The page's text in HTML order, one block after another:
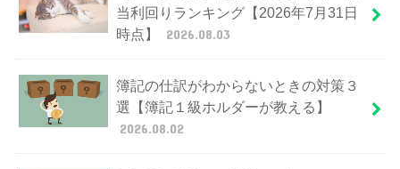
当利回りランキング【2026年7月31日
時点】
2026.08.03
簿記の仕訳がわからないときの対策３
選【簿記１級ホルダーが教える】
2026.08.02